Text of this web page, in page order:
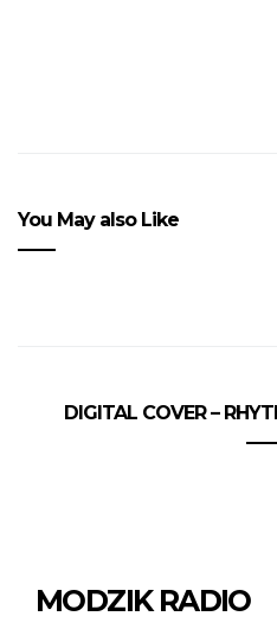
You May also Like
DIGITAL COVER –
MODZIK RADIO